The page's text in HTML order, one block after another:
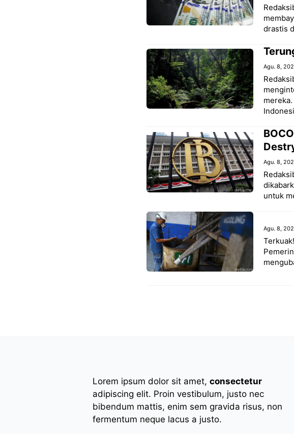
drastis
Agu. 8,
Agu. 8,
untuk
Agu. 8,
Lorem ipsum dolor sit amet, consectetur
adipiscing elit. Proin vestibulum, justo nec
bibendum mattis, enim sem gravida risus, non
fermentum neque lacus a justo.